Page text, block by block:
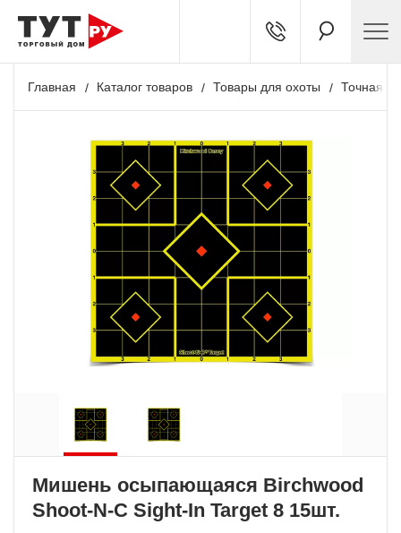
Главная Каталог товаров Товары для охоты Точная
+ 86 бонусов
Мишень осыпающаяся Birchwood
Shoot-N-C Sight-In Target 8 15шт.